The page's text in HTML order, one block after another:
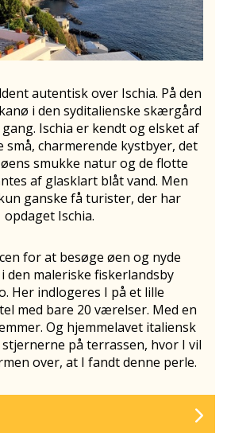
autentisk over Ischia. På den
i den syditalienske skærgård
Ischia er kendt og elsket af
små, charmerende kystbyer, det
smukke natur og de flotte
af glasklart blåt vand. Men
ganske få turister, der har
opdaget Ischia.
for at besøge øen og nyde
maleriske fiskerlandsby
Her indlogeres I på et lille
med bare 20 værelser. Med en
Og hjemmelavet italiensk
på terrassen, hvor I vil
over, at I fandt denne perle.